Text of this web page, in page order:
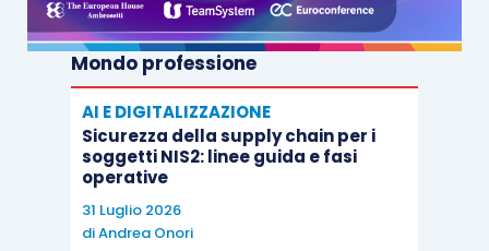
Mondo professione
AI E DIGITALIZZAZIONE
Sicurezza della supply chain per i
soggetti NIS2: linee guida e fasi
operative
31 Luglio 2026
diAndrea Onori